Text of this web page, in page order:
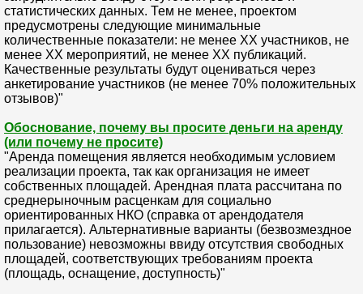
статистических данных. Тем не менее, проектом
предусмотрены следующие минимальные
количественные показатели: не менее XX участников, не
менее XX мероприятий, не менее XX публикаций.
Качественные результаты будут оцениваться через
анкетирование участников (не менее 70% положительных
отзывов)"
Обоснование, почему вы просите деньги на аренду
(или почему не просите)
"Аренда помещения является необходимым условием
реализации проекта, так как организация не имеет
собственных площадей. Арендная плата рассчитана по
среднерыночным расценкам для социально
ориентированных НКО (справка от арендодателя
прилагается). Альтернативные варианты (безвозмездное
пользование) невозможны ввиду отсутствия свободных
площадей, соответствующих требованиям проекта
(площадь, оснащение, доступность)"